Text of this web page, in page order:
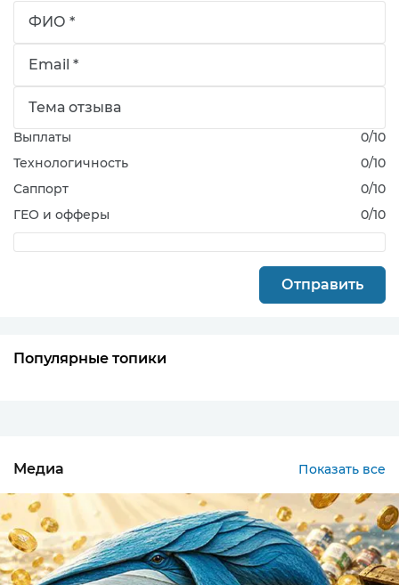
Выплаты 0/10
Технологичность
0/10
Саппорт
0/10
ГЕО и офферы
0/10
Популярные топики
чем отличаются? Ни кидайтесь только тапками
Обучение гемблинг арбитражу с нуля: 6...
Обучение гемблинг арбитражу сейчас
Медиа Показать все